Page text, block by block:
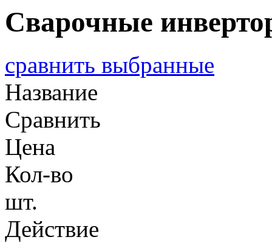
Сварочные
сравнить выбранные
Название
Сравнить
Цена
Кол-во
шт.
Действие